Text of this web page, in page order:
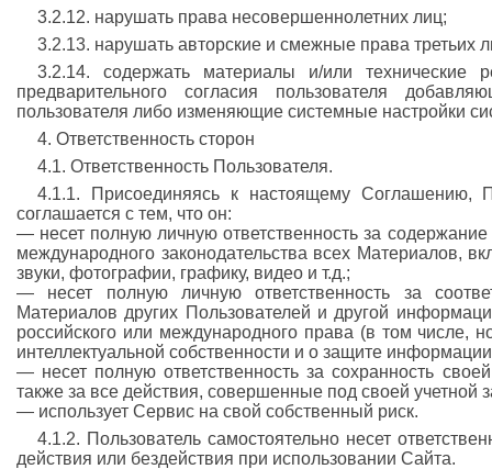
3.2.12. нарушать права несовершеннолетних лиц;
3.2.13. нарушать авторские и смежные права третьих
3.2.14. содержать материалы и/или технические
предварительного согласия пользователя
пользователя либо изменяющие системные настройки
4. Ответственность сторон
4.1. Ответственность Пользователя.
4.1.1. Присоединяясь к настоящему Соглашению,
соглашается с тем, что он:
— несет полную личную ответственность за
международного законодательства всех Материалов,
звуки, фотографии, графику, видео и т.д.;
— несет полную личную ответственность за
Материалов других Пользователей и другой
российского или международного права (в том числе,
интеллектуальной собственности и о защите
— несет полную ответственность за сохранность
также за все действия, совершенные под своей учетной
— использует Сервис на свой собственный риск.
4.1.2. Пользователь самостоятельно несет
действия или бездействия при использовании Сайта.